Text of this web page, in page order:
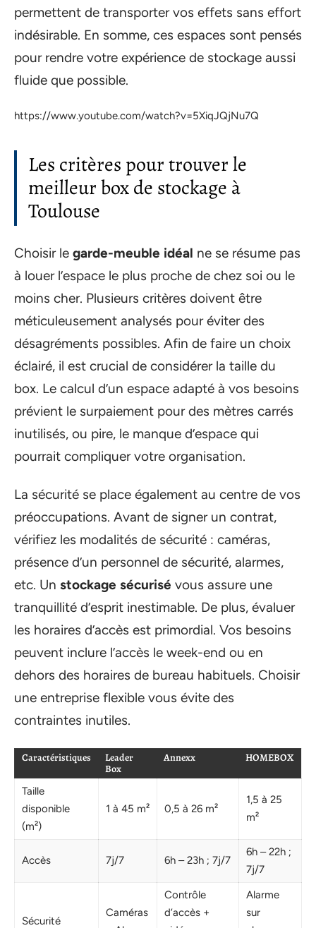
permettent de transporter vos effets sans effort
indésirable. En somme, ces espaces sont pensés
pour rendre votre expérience de stockage aussi
fluide que possible.
https://www.youtube.com/watch?v=5XiqJQjNu7Q
Les critères pour trouver le
meilleur box de stockage à
Toulouse
Choisir le garde-meuble idéal ne se résume pas
à louer l’espace le plus proche de chez soi ou le
moins cher. Plusieurs critères doivent être
méticuleusement analysés pour éviter des
désagréments possibles. Afin de faire un choix
éclairé, il est crucial de considérer la taille du
box. Le calcul d’un espace adapté à vos besoins
prévient le surpaiement pour des mètres carrés
inutilisés, ou pire, le manque d’espace qui
pourrait compliquer votre organisation.
La sécurité se place également au centre de vos
préoccupations. Avant de signer un contrat,
vérifiez les modalités de sécurité : caméras,
présence d’un personnel de sécurité, alarmes,
etc. Un stockage sécurisé vous assure une
tranquillité d’esprit inestimable. De plus, évaluer
les horaires d’accès est primordial. Vos besoins
peuvent inclure l’accès le week-end ou en
dehors des horaires de bureau habituels. Choisir
une entreprise flexible vous évite des
contraintes inutiles.
Caractéristiques
Leader
Box
Annexx HOMEBOX
Taille
disponible
(m²)
1 à 45 m² 0,5 à 26 m²
1,5 à 25
m²
Accès 7j/7 6h – 23h ; 7j/7
6h – 22h ;
7j/7
Sécurité
Caméras
Contrôle
d’accès +
Alarme
sur